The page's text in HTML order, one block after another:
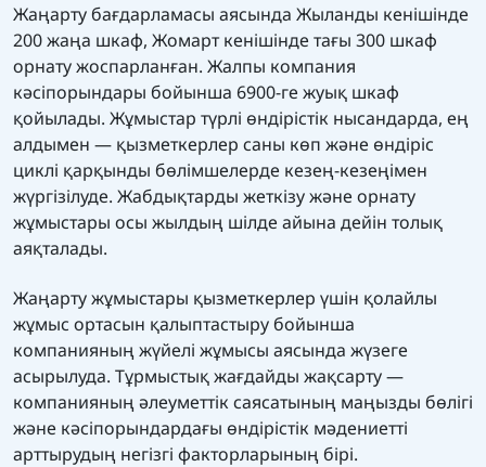
Жаңарту бағдарламасы аясында Жыланды кенішінде
200 жаңа шкаф, Жомарт кенішінде тағы 300 шкаф
орнату жоспарланған. Жалпы компания
кәсіпорындары бойынша 6900-ге жуық шкаф
қойылады. Жұмыстар түрлі өндірістік нысандарда, ең
алдымен — қызметкерлер саны көп және өндіріс
циклі қарқынды бөлімшелерде кезең-кезеңімен
жүргізілуде. Жабдықтарды жеткізу және орнату
жұмыстары осы жылдың шілде айына дейін толық
аяқталады.
Жаңарту жұмыстары қызметкерлер үшін қолайлы
жұмыс ортасын қалыптастыру бойынша
компанияның жүйелі жұмысы аясында жүзеге
асырылуда. Тұрмыстық жағдайды жақсарту —
компанияның әлеуметтік саясатының маңызды бөлігі
және кәсіпорындардағы өндірістік мәдениетті
арттырудың негізгі факторларының бірі.